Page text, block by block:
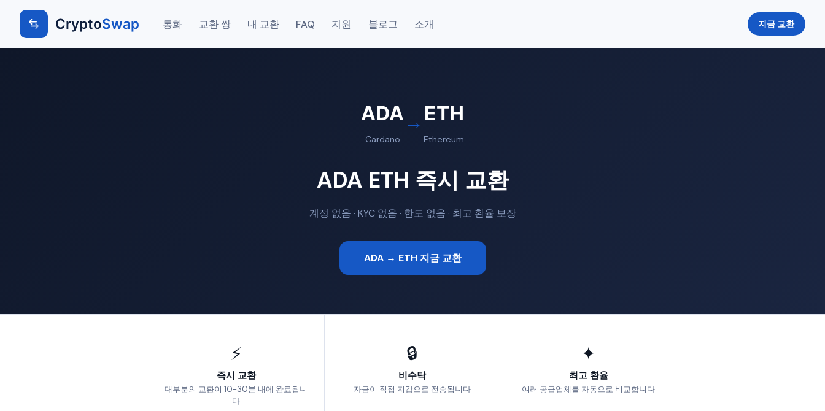
CryptoSwap 통화 교환 쌍 내 교환 FAQ 지원 블로그 소개 지금 교환
ADA
Cardano
→ ETH
Ethereum
ADA ETH 즉시 교환
계정 없음 · KYC 없음 · 한도 없음 · 최고 환율 보장
ADA → ETH 지금 교환
⚡
즉시 교환
대부분의 교환이 10-30분 내에 완료됩니
다
🔒
비수탁
자금이 직접 지갑으로 전송됩니다
✦
최고 환율
여러 공급업체를 자동으로 비교합니다